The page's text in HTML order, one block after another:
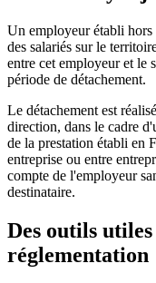
Un employeur établi hors
des salariés sur le
entre cet employeur et le
période de détachement.
Le détachement est
direction, dans le cadre
de la prestation établi en
entreprise ou entre
compte de l'employeur
destinataire.
Des outils
réglementation